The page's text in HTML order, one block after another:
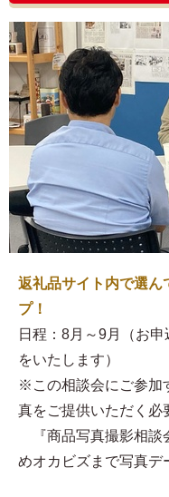
返礼品サイト内で選ん
プ！
日程：8月～9月（お
をいたします）
※この相談会にご参加
真をご提供いただく必
『商品写真撮影相談
めオカビズまで写真デ